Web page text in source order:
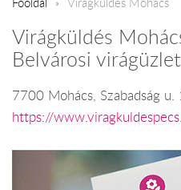
Virágküldés
Belvárosi virágüzlet
7700 Mohács, Szabadság u.
https://